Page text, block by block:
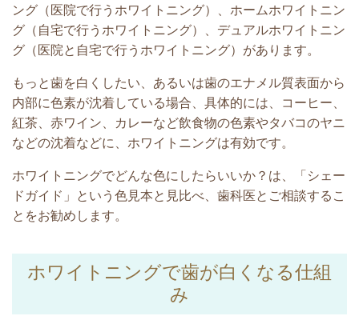
ング（医院で行うホワイトニング）、ホームホワイトニン
グ（自宅で行うホワイトニング）、デュアルホワイトニン
グ（医院と自宅で行うホワイトニング）があります。
もっと歯を白くしたい、あるいは歯のエナメル質表面から
内部に色素が沈着している場合、具体的には、コーヒー、
紅茶、赤ワイン、カレーなど飲食物の色素やタバコのヤニ
などの沈着などに、ホワイトニングは有効です。
ホワイトニングでどんな色にしたらいいか？は、「シェー
ドガイド」という色見本と見比べ、歯科医とご相談するこ
とをお勧めします。
ホワイトニングで歯が白くなる仕組
み